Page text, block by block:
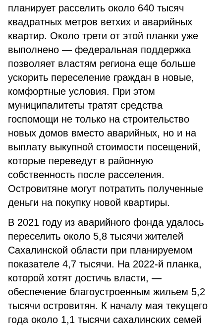
планирует расселить около 640 тысяч
квадратных метров ветхих и аварийных
квартир. Около трети от этой планки уже
выполнено — федеральная поддержка
позволяет властям региона еще больше
ускорить переселение граждан в новые,
комфортные условия. При этом
муниципалитеты тратят средства
госпомощи не только на строительство
новых домов вместо аварийных, но и на
выплату выкупной стоимости посещений,
которые переведут в районную
собственность после расселения.
Островитяне могут потратить полученные
деньги на покупку новой квартиры.
В 2021 году из аварийного фонда удалось
переселить около 5,8 тысячи жителей
Сахалинской области при планируемом
показателе 4,7 тысячи. На 2022-й планка,
которой хотят достичь власти, —
обеспечение благоустроенным жильем 5,2
тысячи островитян. К началу мая текущего
года около 1,1 тысячи сахалинских семей